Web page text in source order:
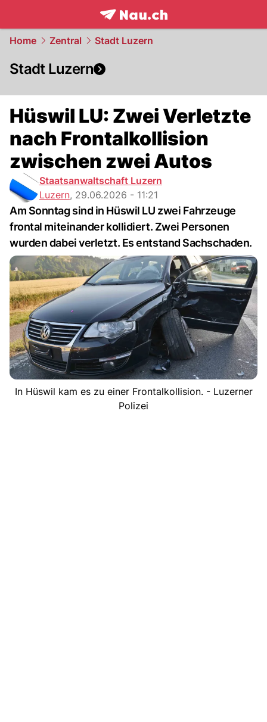
frontpage.NAU.ch
Home Zentral Stadt Luzern
Stadt Luzern
Hüswil LU: Zwei Verletzte
nach Frontalkollision
zwischen zwei Autos
Staatsanwaltschaft Luzern
Luzern, 29.06.2026 - 11:21
Am Sonntag sind in Hüswil LU zwei Fahrzeuge
frontal miteinander kollidiert. Zwei Personen
wurden dabei verletzt. Es entstand Sachschaden.
In Hüswil kam es zu einer Frontalkollision. - Luzerner
Polizei